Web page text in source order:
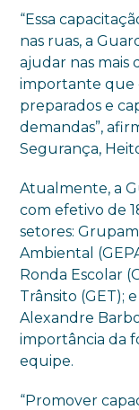
“Essa
nas ruas, a
ajudar nas mais
importante que
preparados e
demandas”,
Segurança,
Atualmente, a
com efetivo de
setores:
Ambiental
Ronda Escolar
Trânsito (GET);
Alexandre
importância da
equipe.
“Promover